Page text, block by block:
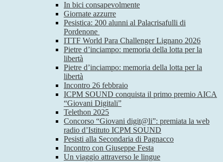
In bici consapevolmente
Giornate azzurre
Pesistica: 200 alunni al Palacrisafulli di
Pordenone
ITTF World Para Challenger Lignano 2026
Pietre d’inciampo: memoria della lotta per la
libertà
Pietre d’inciampo: memoria della lotta per la
libertà
Incontro 26 febbraio
ICPM SOUND conquista il primo premio AICA
“Giovani Digitali”
Telethon 2025
Concorso “Giovani digit@li”: premiata la web
radio d’Istituto ICPM SOUND
Pesisti alla Secondaria di Pagnacco
Incontro con Giuseppe Festa
Un viaggio attraverso le lingue